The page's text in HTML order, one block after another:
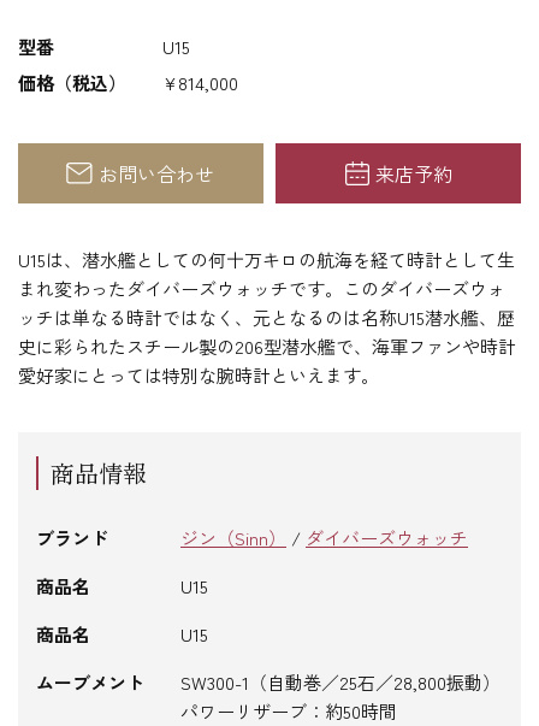
型番
U15
価格（税込）
¥814,000
お問い合わせ 来店予約
U15は、潜水艦としての何十万キロの航海を経て時計として生
まれ変わったダイバーズウォッチです。このダイバーズウォ
ッチは単なる時計ではなく、元となるのは名称U15潜水艦、歴
史に彩られたスチール製の206型潜水艦で、海軍ファンや時計
愛好家にとっては特別な腕時計といえます。
商品情報
ブランド ジン（Sinn） / ダイバーズウォッチ
商品名
U15
商品名
U15
ムーブメント
SW300-1（自動巻／25石／28,800振動）
パワーリザーブ：約50時間